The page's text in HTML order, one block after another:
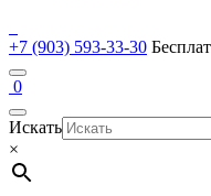
+7 (903) 593-33-30
0
Искать
×